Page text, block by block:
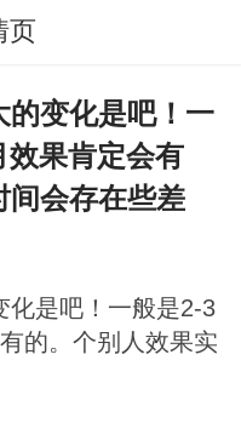
页
的变化是吧！一
效果肯定会有
间会存在些差
化是吧！一般是2-3
的。个别人效果实